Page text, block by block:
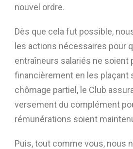
nouvel ordre.
Dès que cela fut possible,
les actions nécessaires pour
entraîneurs salariés ne
financièrement en les plaçant
chômage partiel, le Club
versement du complément
rémunérations soient
Puis, tout comme vous, nous